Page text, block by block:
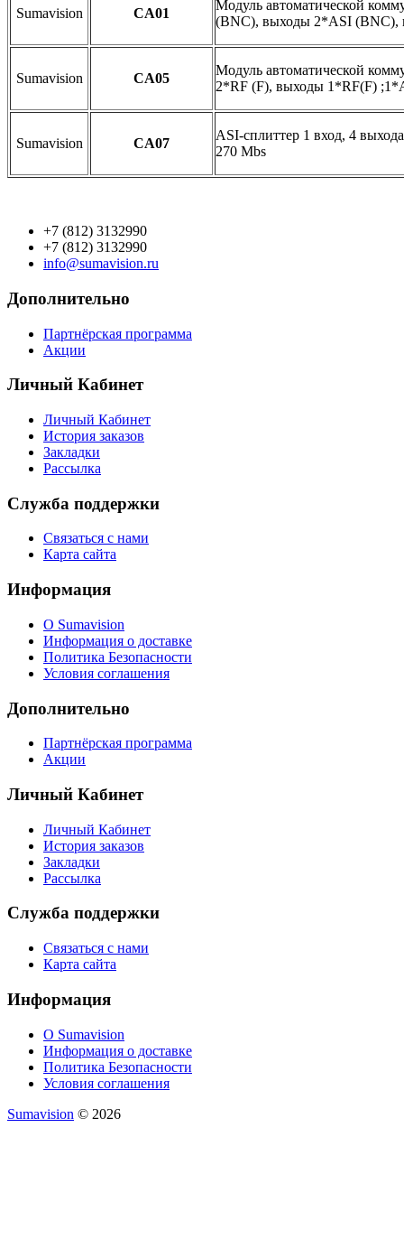
Sumavision CA01
Модуль автоматической
(BNC), выходы 2*ASI (BNC),
Sumavision CA05
Модуль автоматической
2*RF (F), выходы 1*RF(F)
Sumavision CA07
ASI-сплиттер 1 вход, 4
270 Mbs
+7 (812) 3132990
+7 (812) 3132990
info@sumavision.ru
Дополнительно
Партнёрская программа
Акции
Личный Кабинет
Личный Кабинет
История заказов
Закладки
Рассылка
Служба поддержки
Связаться с нами
Карта сайта
Информация
О Sumavision
Информация о доставке
Политика Безопасности
Условия соглашения
Дополнительно
Партнёрская программа
Акции
Личный Кабинет
Личный Кабинет
История заказов
Закладки
Рассылка
Служба поддержки
Связаться с нами
Карта сайта
Информация
О Sumavision
Информация о доставке
Политика Безопасности
Условия соглашения
Sumavision © 2026